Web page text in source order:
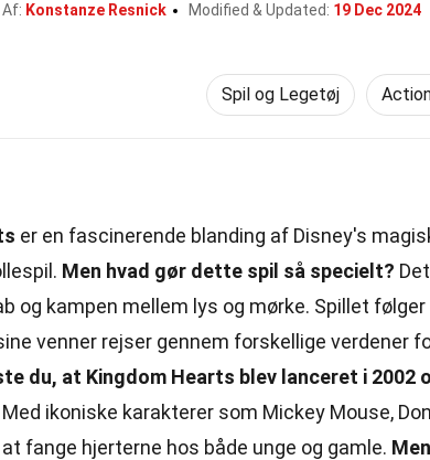
Konstanze Resnick Modified & Updated: 19 Dec 2024
Spil og Legetøj
er en fascinerende blanding af Disney's
Men hvad gør dette spil så specielt?
og kampen mellem lys og mørke. Spillet følger
venner rejser gennem forskellige verdener
du, at Kingdom Hearts blev lanceret i 2002
Med ikoniske karakterer som Mickey Mouse,
fange hjerterne hos både unge og gamle.